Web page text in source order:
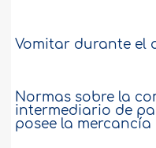
Vomitar durante el
Normas sobre la
intermediario de
posee la mercancía